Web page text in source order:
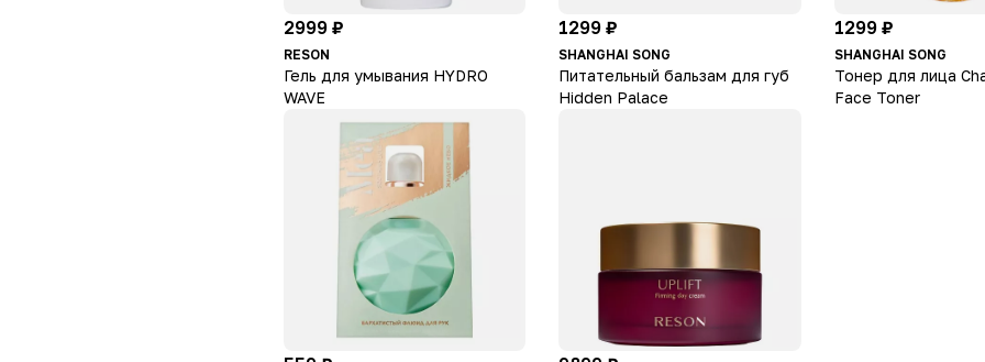
2999 ₽
RESON
Гель для умывания HYDRO
WAVE
1299 ₽
SHANGHAI SONG
Питательный бальзам для губ
Hidden Palace
1299 ₽
SHANGHAI SONG
Тонер для лица
Face Toner